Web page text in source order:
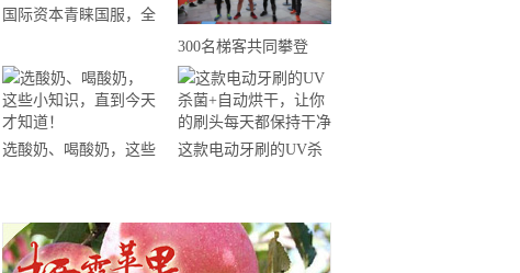
国际资本青睐国服，全
市
300名梯客共同攀登
2019国际垂直马拉松超
级精英赛顺德海骏达中
心站欢乐开跑
选酸奶、喝酸奶，这些
这款电动牙刷的UV杀